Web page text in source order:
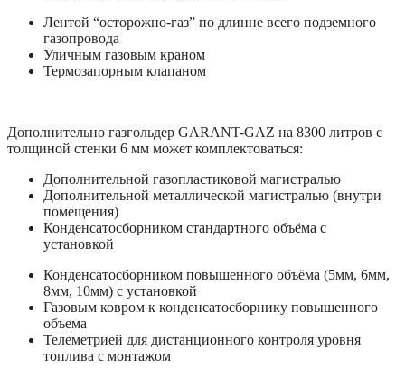
Лентой “осторожно-газ” по длинне всего подземного
газопровода
Уличным газовым краном
Термозапорным клапаном
Дополнительно газгольдер GARANT-GAZ на 8300 литров с
толщиной стенки 6 мм может комплектоваться:
Дополнительной газопластиковой магистралью
Дополнительной металлической магистралью (внутри
помещения)
Конденсатосборником стандартного объёма с
установкой
Конденсатосборником повышенного объёма (5мм, 6мм,
8мм, 10мм) с установкой
Газовым ковром к конденсатосборнику повышенного
объема
Телеметрией для дистанционного контроля уровня
топлива с монтажом